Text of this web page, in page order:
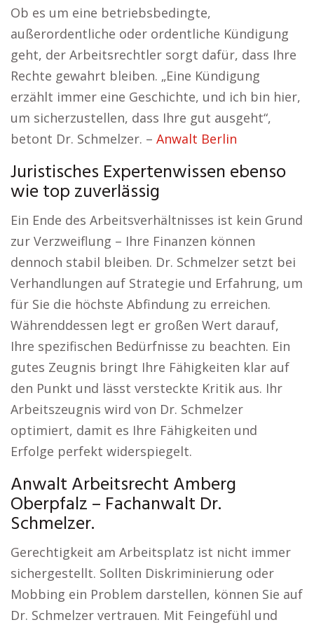
Ob es um eine betriebsbedingte,
außerordentliche oder ordentliche Kündigung
geht, der Arbeitsrechtler sorgt dafür, dass Ihre
Rechte gewahrt bleiben. „Eine Kündigung
erzählt immer eine Geschichte, und ich bin hier,
um sicherzustellen, dass Ihre gut ausgeht“,
betont Dr. Schmelzer. – Anwalt Berlin
Juristisches Expertenwissen ebenso
wie top zuverlässig
Ein Ende des Arbeitsverhältnisses ist kein Grund
zur Verzweiflung – Ihre Finanzen können
dennoch stabil bleiben. Dr. Schmelzer setzt bei
Verhandlungen auf Strategie und Erfahrung, um
für Sie die höchste Abfindung zu erreichen.
Währenddessen legt er großen Wert darauf,
Ihre spezifischen Bedürfnisse zu beachten. Ein
gutes Zeugnis bringt Ihre Fähigkeiten klar auf
den Punkt und lässt versteckte Kritik aus. Ihr
Arbeitszeugnis wird von Dr. Schmelzer
optimiert, damit es Ihre Fähigkeiten und
Erfolge perfekt widerspiegelt.
Anwalt Arbeitsrecht Amberg
Oberpfalz – Fachanwalt Dr.
Schmelzer.
Gerechtigkeit am Arbeitsplatz ist nicht immer
sichergestellt. Sollten Diskriminierung oder
Mobbing ein Problem darstellen, können Sie auf
Dr. Schmelzer vertrauen. Mit Feingefühl und